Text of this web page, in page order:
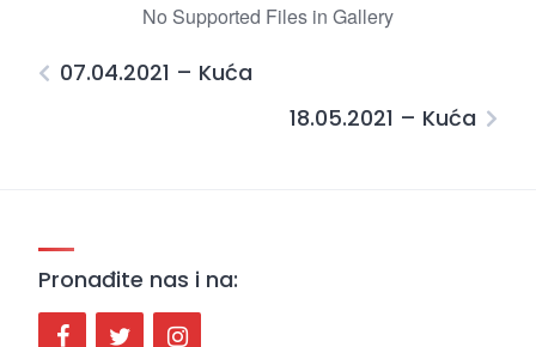
No Supported Files in Gallery
07.04.2021 – Kuća
18.05.2021 – Kuća
Pronađite nas i na: